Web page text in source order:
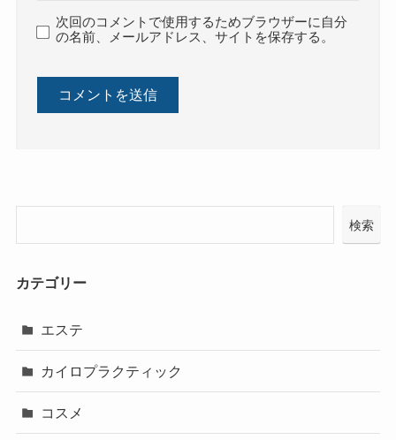
次回のコメントで使用するためブラウザーに自分
の名前、メールアドレス、サイトを保存する。
検索
カテゴリー
エステ
カイロプラクティック
コスメ